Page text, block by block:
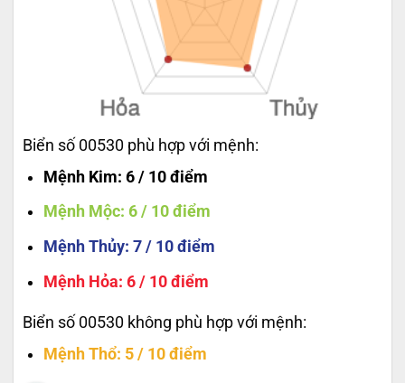
Biển số 00530 phù hợp với mệnh:
Mệnh Kim: 6 / 10 điểm
Mệnh Mộc: 6 / 10 điểm
Mệnh Thủy: 7 / 10 điểm
Mệnh Hỏa: 6 / 10 điểm
Biển số 00530 không phù hợp với mệnh:
Mệnh Thổ: 5 / 10 điểm